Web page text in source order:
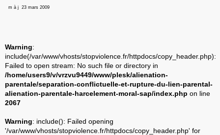
m à j 23 mars 2009
Warning:
include(/var/www/vhosts/stopviolence.fr/httpdocs/copy_header.php):
Failed to open stream: No such file or directory in
/home/users9/v/vrzvu9449/www/plesk/alienation-
parentale/separation-conflictuelle-et-rupture-du-lien-parental-
alienation-parentale-harcelement-moral-sap/index.php on line
2067
Warning: include(): Failed opening
'/var/www/vhosts/stopviolence.fr/httpdocs/copy_header.php' for